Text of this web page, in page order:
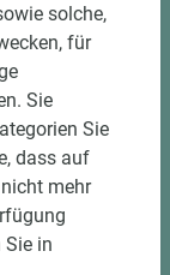
solche,
für
Sie
Sie
dass auf
mehr
in